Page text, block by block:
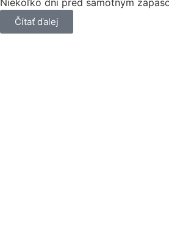
Niekoľko dní pred samotným
Čítať ďalej